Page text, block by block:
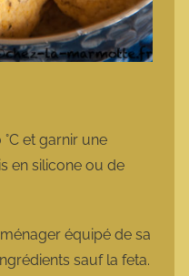
et garnir une
en silicone ou de
équipé de sa
sauf la feta.